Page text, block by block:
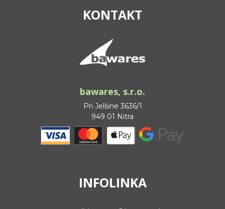
KONTAKT
bawares, s.r.o.
Pri Jelšine 3636/1
949 01 Nitra
INFOLINKA